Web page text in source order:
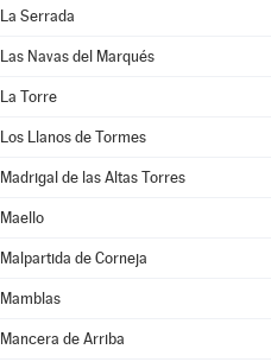
La Serrada
Las Navas del Marqués
La Torre
Los Llanos de Tormes
Madrigal de las Altas Torres
Maello
Malpartida de Corneja
Mamblas
Mancera de Arriba